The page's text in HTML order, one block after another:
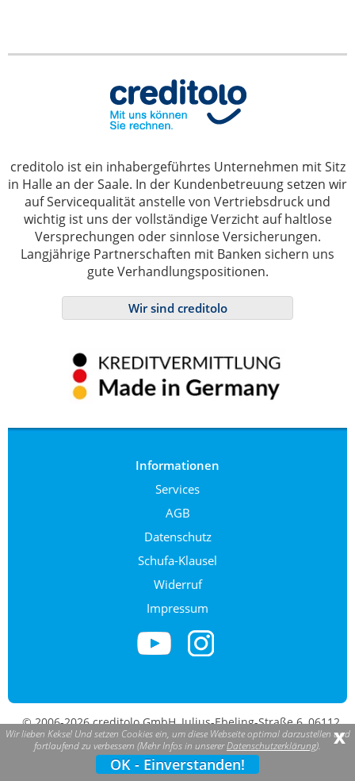
creditolo ist ein inhabergeführtes Unternehmen mit Sitz
in Halle an der Saale. In der Kundenbetreuung setzen wir
auf Servicequalität anstelle von Vertriebsdruck und
wichtig ist uns der vollständige Verzicht auf haltlose
Versprechungen oder sinnlose Versicherungen.
Langjährige Partnerschaften mit Banken sichern uns
gute Verhandlungspositionen.
Wir sind creditolo
Informationen
Services
AGB
Datenschutz
Schufa-Klausel
Widerruf
Impressum
© 2006-2026 creditolo GmbH, Julius-Ebeling-Straße 6, 06112
Halle (Saale). creditolo ist eine eingetragene Marke.
Wir lieben Kekse! Und setzen Cookies ein, um diese Webseite optimal darzustellen und
fortlaufend zu verbessern (Mehr Infos in unsererDatenschutzerklärung).
OK - Einverstanden!
x